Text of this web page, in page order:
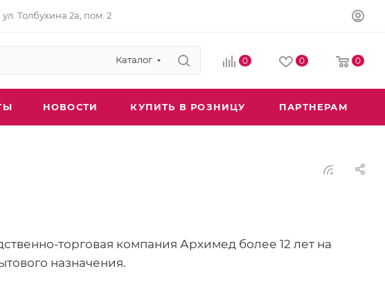
ул. Толбухина 2а, пом. 2
Каталог 0 0 0
НОВОСТИ КУПИТЬ В РОЗНИЦУ ПАРТНЕРАМ
торговая компания Архимед более 12 лет на
назначения.